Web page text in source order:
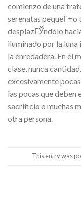
comienzo de una
serenatas pequeГ±o
desplazГЎndolo
iluminado por la
la enredadera. En el
clase, nunca
excesivamente
las pocas que deben
sacrificio o muchas
otra persona.
This entry was